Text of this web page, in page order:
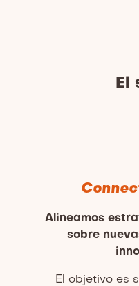
El
Alineamos
sobre
El objetivo es